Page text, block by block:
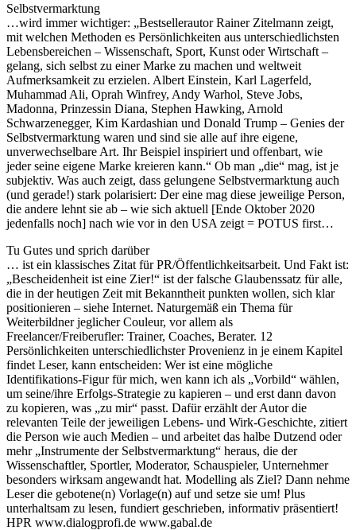
Selbstvermarktung
…wird immer wichtiger: „Bestsellerautor Rainer Zitelmann zeigt,
mit welchen Methoden es Persönlichkeiten aus unterschiedlichsten
Lebensbereichen – Wissenschaft, Sport, Kunst oder Wirtschaft –
gelang, sich selbst zu einer Marke zu machen und weltweit
Aufmerksamkeit zu erzielen. Albert Einstein, Karl Lagerfeld,
Muhammad Ali, Oprah Winfrey, Andy Warhol, Steve Jobs,
Madonna, Prinzessin Diana, Stephen Hawking, Arnold
Schwarzenegger, Kim Kardashian und Donald Trump – Genies der
Selbstvermarktung waren und sind sie alle auf ihre eigene,
unverwechselbare Art. Ihr Beispiel inspiriert und offenbart, wie
jeder seine eigene Marke kreieren kann.“ Ob man „die“ mag, ist je
subjektiv. Was auch zeigt, dass gelungene Selbstvermarktung auch
(und gerade!) stark polarisiert: Der eine mag diese jeweilige Person,
die andere lehnt sie ab – wie sich aktuell [Ende Oktober 2020
jedenfalls noch] nach wie vor in den USA zeigt = POTUS first…
Tu Gutes und sprich darüber
… ist ein klassisches Zitat für PR/Öffentlichkeitsarbeit. Und Fakt ist:
„Bescheidenheit ist eine Zier!“ ist der falsche Glaubenssatz für alle,
die in der heutigen Zeit mit Bekanntheit punkten wollen, sich klar
positionieren – siehe Internet. Naturgemäß ein Thema für
Weiterbildner jeglicher Couleur, vor allem als
Freelancer/Freiberufler: Trainer, Coaches, Berater. 12
Persönlichkeiten unterschiedlichster Provenienz in je einem Kapitel
findet Leser, kann entscheiden: Wer ist eine mögliche
Identifikations-Figur für mich, wen kann ich als „Vorbild“ wählen,
um seine/ihre Erfolgs-Strategie zu kapieren – und erst dann davon
zu kopieren, was „zu mir“ passt. Dafür erzählt der Autor die
relevanten Teile der jeweiligen Lebens- und Wirk-Geschichte, zitiert
die Person wie auch Medien – und arbeitet das halbe Dutzend oder
mehr „Instrumente der Selbstvermarktung“ heraus, die der
Wissenschaftler, Sportler, Moderator, Schauspieler, Unternehmer
besonders wirksam angewandt hat. Modelling als Ziel? Dann nehme
Leser die gebotene(n) Vorlage(n) auf und setze sie um! Plus
unterhaltsam zu lesen, fundiert geschrieben, informativ präsentiert!
HPR www.dialogprofi.de www.gabal.de